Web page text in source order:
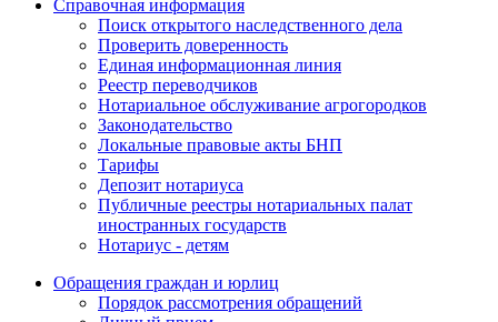
Справочная информация
Поиск открытого наследственного дела
Проверить доверенность
Единая информационная линия
Реестр переводчиков
Нотариальное обслуживание агрогородков
Законодательство
Локальные правовые акты БНП
Тарифы
Депозит нотариуса
Публичные реестры нотариальных палат
иностранных государств
Нотариус - детям
Обращения граждан и юрлиц
Порядок рассмотрения обращений